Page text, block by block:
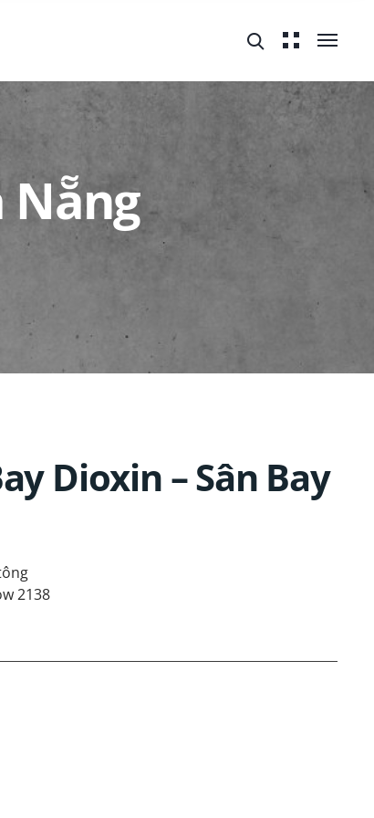
Nẵng
Dioxin – Sân Bay
2138